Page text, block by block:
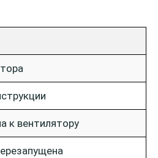
к вентилятору